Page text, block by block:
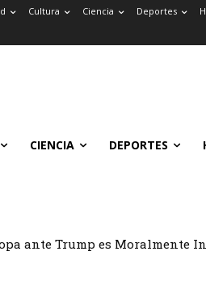
Cultura Ciencia Deportes
CIENCIA DEPORTES
ante Trump es Moralmente